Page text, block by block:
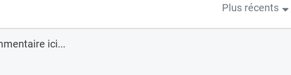
Plus récents